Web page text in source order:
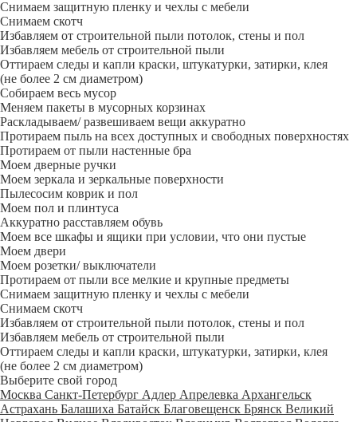
Снимаем защитную пленку и чехлы с мебели
Снимаем скотч
Избавляем от строительной пыли потолок, стены и пол
Избавляем мебель от строительной пыли
Оттираем следы и капли краски, штукатурки, затирки, клея
(не более 2 см диаметром)
Собираем весь мусор
Меняем пакеты в мусорных корзинах
Раскладываем/ развешиваем вещи аккуратно
Протираем пыль на всех доступных и свободных поверхностях
Протираем от пыли настенные бра
Моем дверные ручки
Моем зеркала и зеркальные поверхности
Пылесосим коврик и пол
Моем пол и плинтуса
Аккуратно расставляем обувь
Моем все шкафы и ящики при условии, что они пустые
Моем двери
Моем розетки/ выключатели
Протираем от пыли все мелкие и крупные предметы
Снимаем защитную пленку и чехлы с мебели
Снимаем скотч
Избавляем от строительной пыли потолок, стены и пол
Избавляем мебель от строительной пыли
Оттираем следы и капли краски, штукатурки, затирки, клея
(не более 2 см диаметром)
Выберите свой город
Москва Санкт-Петербург Адлер Апрелевка Архангельск
Астрахань Балашиха Батайск Благовещенск Брянск Великий